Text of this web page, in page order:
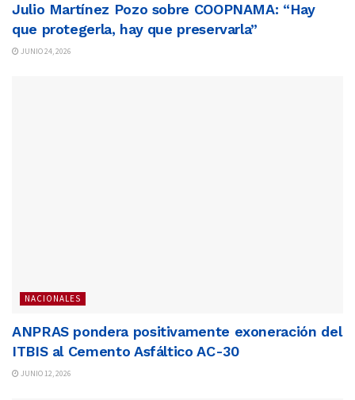
Julio Martínez Pozo sobre COOPNAMA: “Hay
que protegerla, hay que preservarla”
JUNIO 24, 2026
NACIONALES
ANPRAS pondera positivamente exoneración del
ITBIS al Cemento Asfáltico AC-30
JUNIO 12, 2026